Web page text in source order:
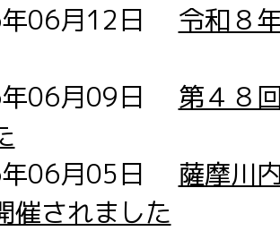
06月12日 令和８
06月09日 第４８
06月05日 薩摩川
催されました